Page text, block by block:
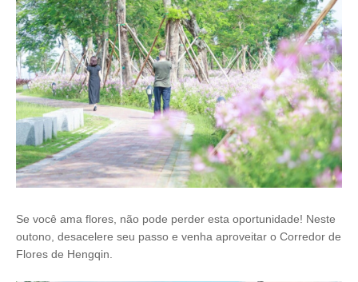
Se você ama flores, não pode perder esta oportunidade! Neste
outono, desacelere seu passo e venha aproveitar o Corredor de
Flores de Hengqin.